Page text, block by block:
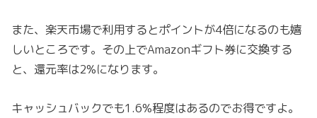
また、楽天市場で利用するとポイントが4倍になるのも嬉
しいところです。その上でAmazonギフト券に交換する
と、還元率は2%になります。
キャッシュバックでも1.6%程度はあるのでお得ですよ。